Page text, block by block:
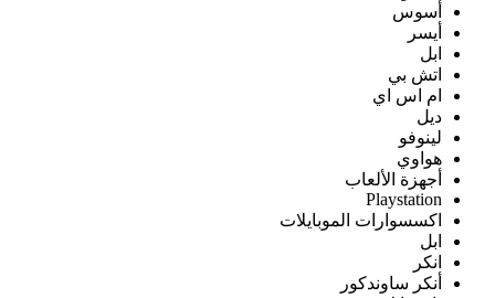
أسوس
أيسر
ابل
اتش بي
ام اس اي
ديل
لينوفو
هواوي
أجهزة الألعاب
Playstation
اكسسوارات الموبايلات
ابل
انكر
أنكر ساوندكور